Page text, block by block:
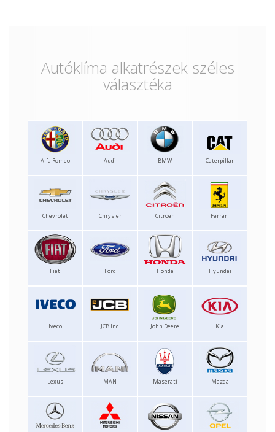
Autóklíma alkatrészek széles
választéka
Alfa Romeo Audi BMW Caterpillar
Chevrolet Chrysler Citroen Ferrari
Fiat Ford Honda Hyundai
Iveco JCB Inc. John Deere Kia
Lexus MAN Maserati Mazda